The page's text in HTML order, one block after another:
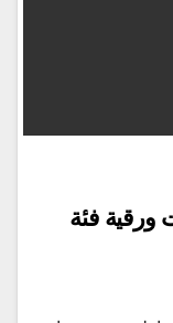
ورقية فئة